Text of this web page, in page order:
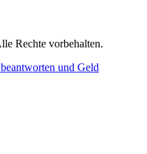
Rechte vorbehalten.